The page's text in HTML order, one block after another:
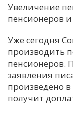
Н
Увеличение
пенсионеров
Уже сегодня
производить
пенсионеров.
заявления
произведено
получит